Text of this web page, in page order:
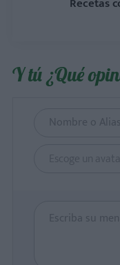
Y tú ¿Qué
Escoge un avatar